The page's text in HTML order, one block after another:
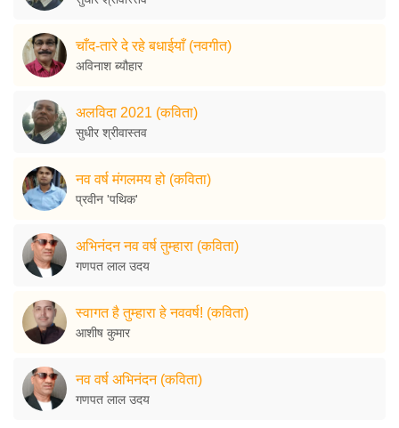
चाँद-तारे दे रहे बधाईयाँ (नवगीत)
अविनाश ब्यौहार
अलविदा 2021 (कविता)
सुधीर श्रीवास्तव
नव वर्ष मंगलमय हो (कविता)
प्रवीन 'पथिक'
अभिनंदन नव वर्ष तुम्हारा (कविता)
गणपत लाल उदय
स्वागत है तुम्हारा हे नववर्ष! (कविता)
आशीष कुमार
नव वर्ष अभिनंदन (कविता)
गणपत लाल उदय